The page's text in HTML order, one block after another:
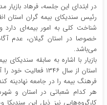
در ابتدای این جلسه، فرهاد
رئیس سندیکای بیمه گران استان
شناخت کلی به امور بیمه‌ای
خصوصا در استان گیلان، عدم
می‌باشد.
بازیار با اشاره به سابقه
استان از سال ۱۳۴۶
هر کدام شعباتی در استان و
کارگروه‌هایی نیز ذیل این